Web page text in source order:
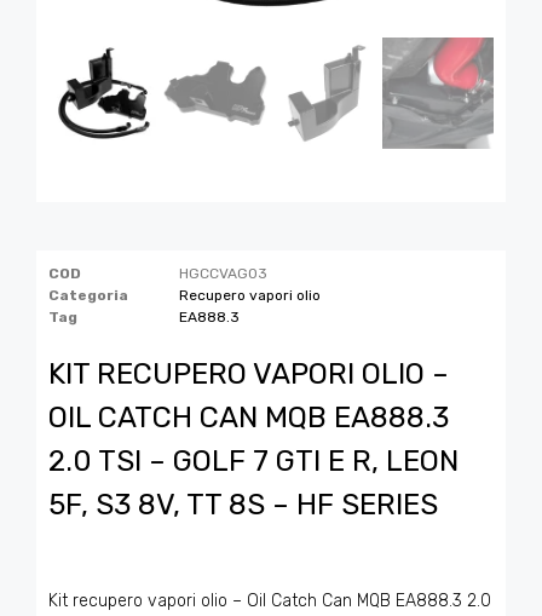
COD
HGCCVAG03
Categoria
Recupero vapori olio
Tag
EA888.3
KIT RECUPERO VAPORI OLIO –
OIL CATCH CAN MQB EA888.3
2.0 TSI – GOLF 7 GTI E R, LEON
5F, S3 8V, TT 8S – HF SERIES
Kit recupero vapori olio – Oil Catch Can MQB EA888.3 2.0